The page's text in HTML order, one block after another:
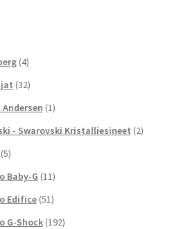
(4)
(32)
(1)
- Swarovski Kristalliesineet (2)
(5)
Baby-G (11)
Edifice (51)
G-Shock (192)